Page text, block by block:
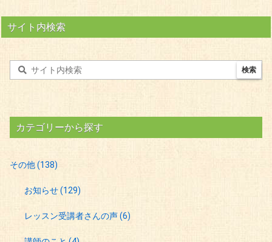
サイト内検索
カテゴリーから探す
その他(138)
お知らせ(129)
レッスン受講者さんの声(6)